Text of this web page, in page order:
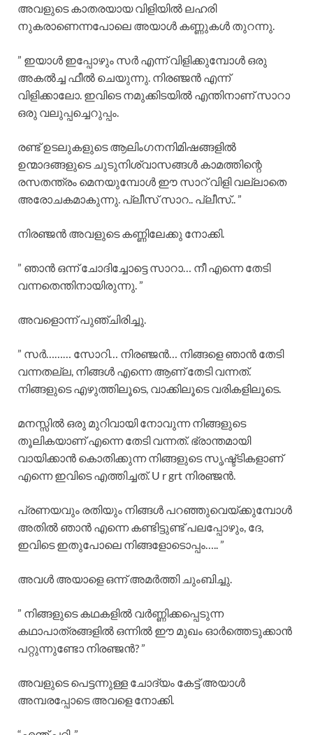
അവളുടെ കാതരയായ വിളിയിൽ ലഹരി
നുകരാണെന്നപോലെ അയാൾ കണ്ണുകൾ തുറന്നു.
” ഇയാൾ ഇപ്പോഴും സർ എന്ന് വിളിക്കുമ്പോൾ ഒരു
അകൽച്ച ഫീൽ ചെയുന്നു. നിരഞ്ജൻ എന്ന്
വിളിക്കാലോ. ഇവിടെ നമുക്കിടയിൽ എന്തിനാണ് സാറാ
ഒരു വലുപ്പച്ചെറുപ്പം.
രണ്ട് ഉടലുകളുടെ ആലിംഗനനിമിഷങ്ങളിൽ
ഉന്മാദങ്ങളുടെ ചുടുനിശ്വാസങ്ങൾ കാമത്തിന്റെ
രസതന്ത്രം മെനയുമ്പോൾ ഈ സാറ് വിളി വല്ലാതെ
അരോചകമാകുന്നു. പ്ലീസ് സാറ.. പ്ലീസ്.. ”
നിരഞ്ജൻ അവളുടെ കണ്ണിലേക്കു നോക്കി.
” ഞാൻ ഒന്ന് ചോദിച്ചോട്ടെ സാറാ… നീ എന്നെ തേടി
വന്നതെന്തിനായിരുന്നു. ”
അവളൊന്ന് പുഞ്ചിരിച്ചു.
” സർ……… സോറി… നിരഞ്ജൻ… നിങ്ങളെ ഞാൻ തേടി
വന്നതല്ല, നിങ്ങൾ എന്നെ ആണ് തേടി വന്നത്.
നിങ്ങളുടെ എഴുത്തിലൂടെ, വാക്കിലൂടെ വരികളിലൂടെ.
മനസ്സിൽ ഒരു മുറിവായി നോവുന്ന നിങ്ങളുടെ
തൂലികയാണ് എന്നെ തേടി വന്നത്. ഭ്രാന്തമായി
വായിക്കാൻ കൊതിക്കുന്ന നിങ്ങളുടെ സൃഷ്ട്ടികളാണ്
എന്നെ ഇവിടെ എത്തിച്ചത്. U r grt നിരഞ്ജൻ.
പ്രണയവും രതിയും നിങ്ങൾ പറഞ്ഞുവെയ്ക്കുമ്പോൾ
അതിൽ ഞാൻ എന്നെ കണ്ടിട്ടുണ്ട് പലപ്പോഴും, ദേ,
ഇവിടെ ഇതുപോലെ നിങ്ങളോടൊപ്പം….. ”
അവൾ അയാളെ ഒന്ന് അമർത്തി ചുംബിച്ചു.
” നിങ്ങളുടെ കഥകളിൽ വർണ്ണിക്കപ്പെടുന്ന
കഥാപാത്രങ്ങളിൽ ഒന്നിൽ ഈ മുഖം ഓർത്തെടുക്കാൻ
പറ്റുന്നുണ്ടോ നിരഞ്ജൻ? ”
അവളുടെ പെട്ടന്നുള്ള ചോദ്യം കേട്ട് അയാൾ
അമ്പരപ്പോടെ അവളെ നോക്കി.